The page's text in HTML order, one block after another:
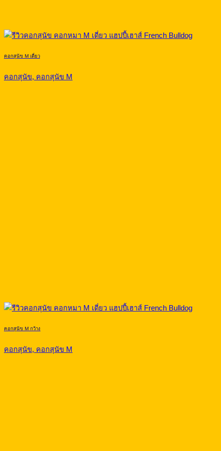
คอกสุนัข M เดี่ยว
คอกสุนัข, คอกสุนัข M
คอกสุนัข M กว้าง
คอกสุนัข, คอกสุนัข M